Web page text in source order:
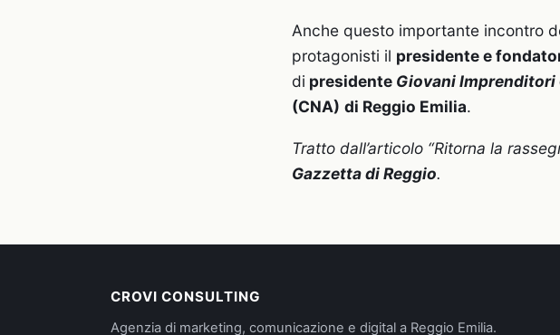
Anche questo importante incontro
protagonisti il presidente e
di presidente Giovani Imprenditori
(CNA) di Reggio Emilia.
Tratto dall’articolo “Ritorna la
Gazzetta di Reggio.
CROVI CONSULTING
Agenzia di marketing, comunicazione e digital a Reggio Emilia.